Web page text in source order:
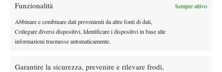
Funzionalità Sempre attivo
Abbinare e combinare dati provenienti da altre fonti di dati,
Collegare diversi dispositivi, Identificare i dispositivi in base alle
informazioni trasmesse automaticamente.
Garantire la sicurezza, prevenire e rilevare frodi,